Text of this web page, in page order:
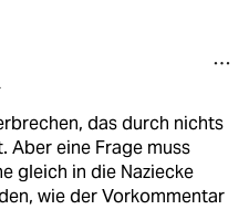
das durch nichts
Aber eine Frage muss
gleich in die Naziecke
wie der Vorkommentar